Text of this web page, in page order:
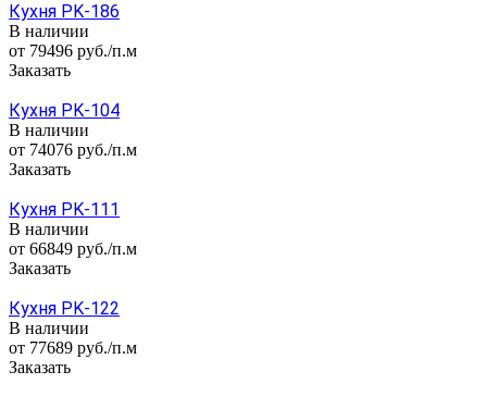
Кухня PK-186
В наличии
от 79496 руб./п.м
Заказать
Кухня PK-104
В наличии
от 74076 руб./п.м
Заказать
Кухня PK-111
В наличии
от 66849 руб./п.м
Заказать
Кухня PK-122
В наличии
от 77689 руб./п.м
Заказать